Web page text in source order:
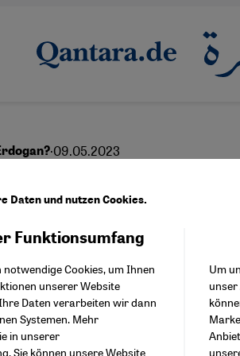
·09.05.2023
English عربي
Daten und nutzen Cookies.
Funktionsumfang
Cookies, um Ihnen
unserer Website
Daten verarbeiten wir dann
Systemen. Mehr
in unserer
. Sie können unsere Website
Um
unser